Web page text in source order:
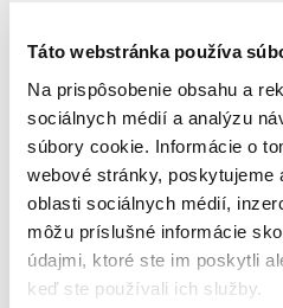
Táto webstránka používa
Na prispôsobenie obsahu a
sociálnych médií a analýzu
súbory cookie. Informácie o
webové stránky, poskytujeme
oblasti sociálnych médií,
môžu príslušné informácie
údajmi, ktoré ste im poskytli
keď ste používali ich služby.
ROYAL CANIN Digestive Care
2 X 10 kg granule pre mačky
na podporu zdravého
trávenia